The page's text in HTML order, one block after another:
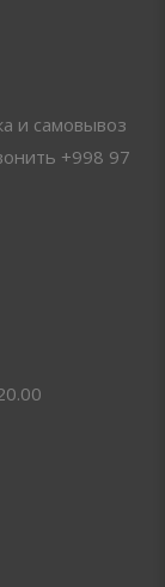
и самовывоз
+998 97